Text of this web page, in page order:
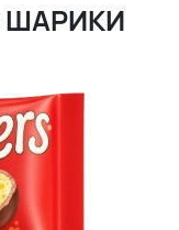
ШАРИКИ